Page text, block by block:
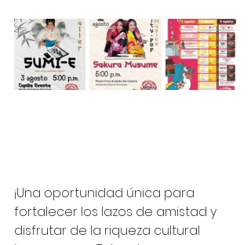
¡Una oportunidad única para
fortalecer los lazos de amistad y
disfrutar de la riqueza cultural